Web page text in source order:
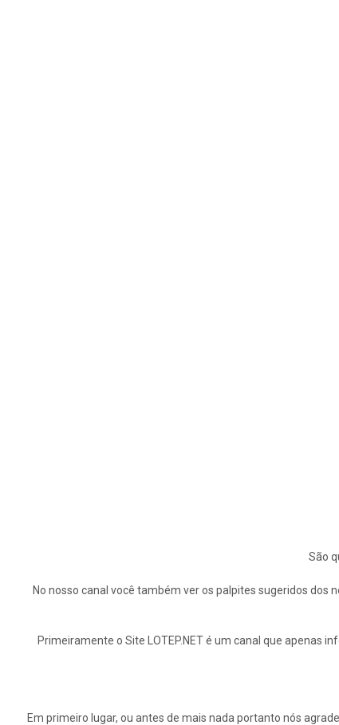
São
No nosso canal você também ver os palpites sugeridos
Primeiramente o Site LOTEP.NET é um canal que apenas
Em primeiro lugar, ou antes de mais nada portanto nós